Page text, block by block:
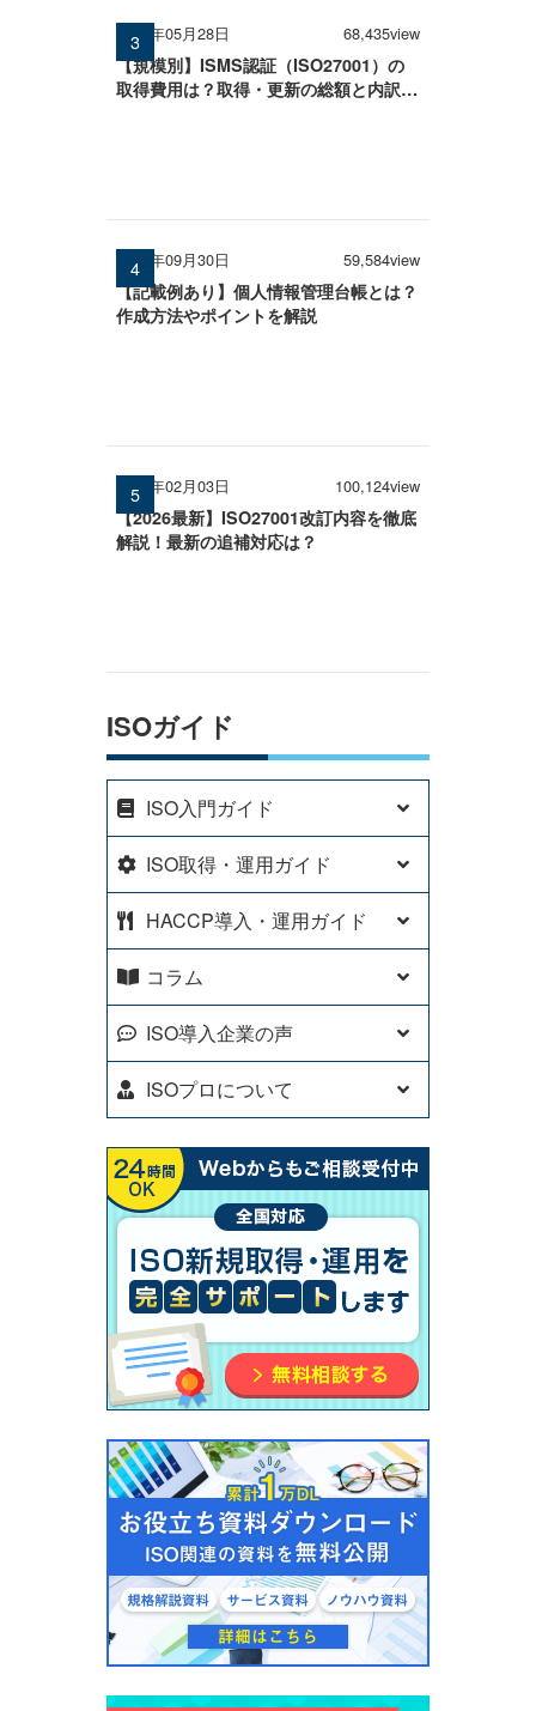
2026年05月28日 68,435view
【規模別】ISMS認証（ISO27001）の
取得費用は？取得・更新の総額と内訳を
2025年09月30日 59,584view
【記載例あり】個人情報管理台帳とは？
作成方法やポイントを解説
2026年02月03日 100,124view
【2026最新】ISO27001改訂内容を徹底
解説！最新の追補対応は？
ISOガイド
ISO入門ガイド
ISO取得・運用ガイド
HACCP導入・運用ガイド
コラム
ISO導入企業の声
ISOプロについて